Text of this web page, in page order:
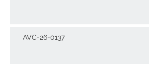
AVC-26-0137